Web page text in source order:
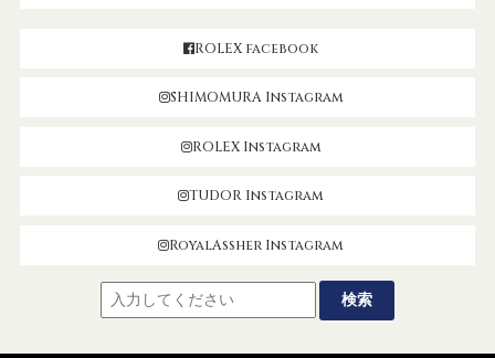
ROLEX facebook
SHIMOMURA Instagram
ROLEX Instagram
TUDOR Instagram
RoyalAssher Instagram